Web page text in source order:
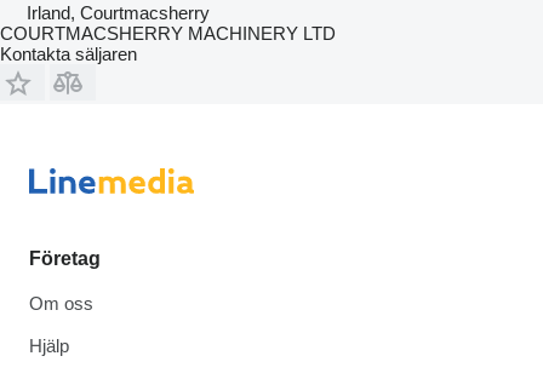
Irland, Courtmacsherry
COURTMACSHERRY MACHINERY LTD
Kontakta säljaren
Företag
Om oss
Hjälp